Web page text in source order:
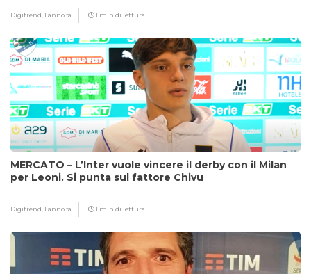
Digitrend,1 anno fa 1 min di lettura
MERCATO – L’Inter vuole vincere il derby con il Milan
per Leoni. Si punta sul fattore Chivu
Digitrend,1 anno fa 1 min di lettura